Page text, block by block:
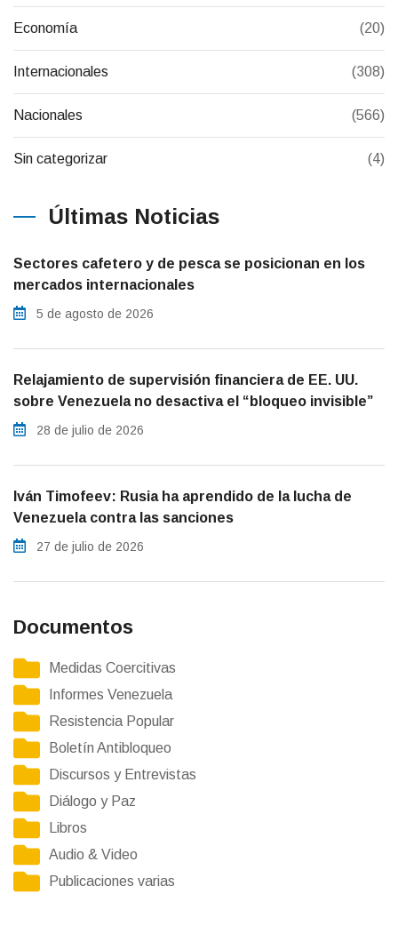
Economía (20)
Internacionales (308)
Nacionales (566)
Sin categorizar (4)
Últimas Noticias
Sectores cafetero y de pesca se posicionan en los
mercados internacionales
5 de agosto de 2026
Relajamiento de supervisión financiera de EE. UU.
sobre Venezuela no desactiva el “bloqueo invisible”
28 de julio de 2026
Iván Timofeev: Rusia ha aprendido de la lucha de
Venezuela contra las sanciones
27 de julio de 2026
Documentos
Medidas Coercitivas
Informes Venezuela
Resistencia Popular
Boletín Antibloqueo
Discursos y Entrevistas
Diálogo y Paz
Libros
Audio & Video
Publicaciones varias